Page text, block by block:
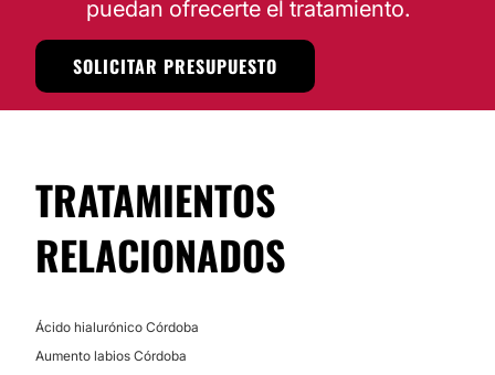
Tratamiento antiacné
puedan ofrecerte el tratamiento.
SOLICITAR PRESUPUESTO
TRATAMIENTOS
RELACIONADOS
Ácido hialurónico Córdoba
Aumento labios Córdoba